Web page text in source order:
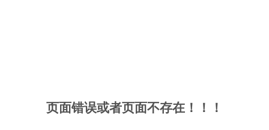
页面错误或者页面不存在！！！